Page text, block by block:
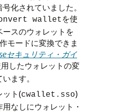
化されていました。
wallet を使
スのウォレットを
モードに変換できま
セキュリティ・ガイ
したウォレットの変
ます。
ット(cwallet.sso)
なしにウォレット・